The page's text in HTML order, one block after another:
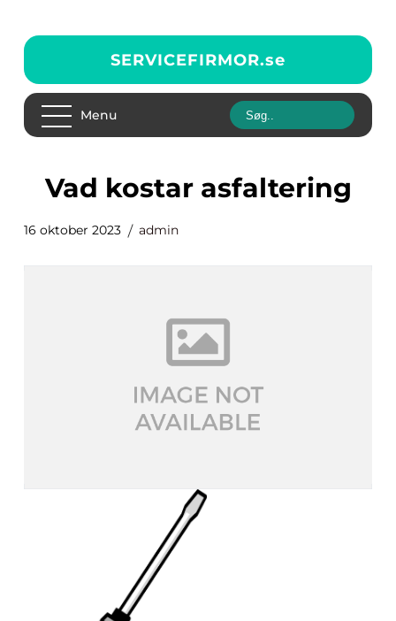
SERVICEFIRMOR.se
Menu
vad kostar asfaltering
16 oktober 2023 admin